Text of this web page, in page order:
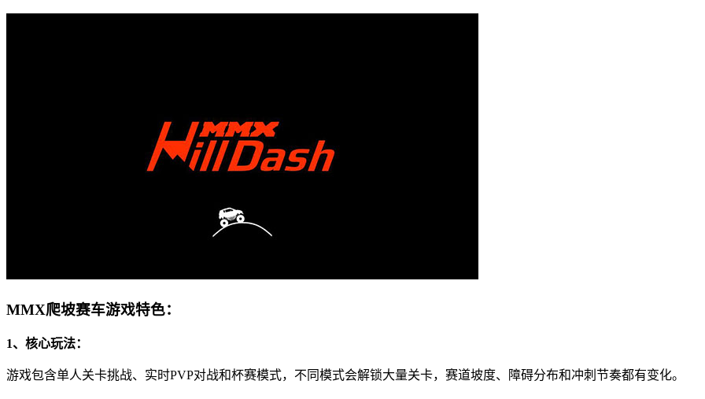
MMX爬坡赛车游戏特色：
1、核心玩法：
游戏包含单人关卡挑战、实时PVP对战和杯赛模式，不同模式会解锁大量关卡，赛道坡度、障碍分布和冲刺节奏都有变化。